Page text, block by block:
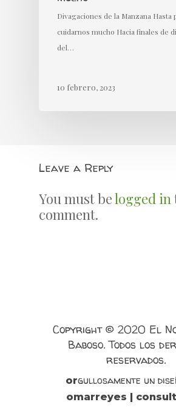
Divagaciones de la Manzana Hasta
cuidarnos mucho Hacia finales de
del…
10 febrero, 2023
Leave a Reply
You must belogged in
comment.
Copyright © 2020 El
Baboso. Todos los
reservados.
orgullosamente un
omarreyes |